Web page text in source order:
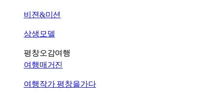
비젼&미션
상생모델
평창오감여행
여행매거진
여행작가 평창을가다